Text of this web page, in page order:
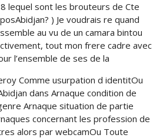
lequel sont les brouteurs de Cte
) Je voudrais re quand
au vu de un camara bintou
tout mon frere cadre avec
l’ensemble de ses de la
Comme usurpation d identitOu
dans Arnaque condition de
Arnaque situation de partie
concernant les profession de
alors par webcamOu Toute